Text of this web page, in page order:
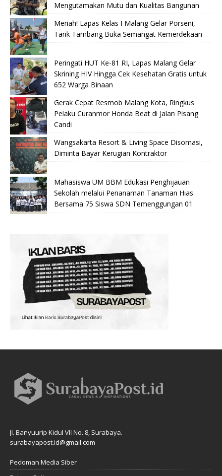
Mengutamakan Mutu dan Kualitas Bangunan
Meriah! Lapas Kelas I Malang Gelar Porseni,
Tarik Tambang Buka Semangat Kemerdekaan
Peringati HUT Ke-81 RI, Lapas Malang Gelar
Skrining HIV Hingga Cek Kesehatan Gratis untuk
652 Warga Binaan
Gerak Cepat Resmob Malang Kota, Ringkus
Pelaku Curanmor Honda Beat di Jalan Pisang
Candi
Wangsakarta Resort & Living Space Disomasi,
Diminta Bayar Kerugian Kontraktor
Mahasiswa UM BBM Edukasi Penghijauan
Sekolah melalui Penanaman Tanaman Hias
Bersama 75 Siswa SDN Temenggungan 01
Jl. Banyuurip Kidul VII No. 8, Surabaya.
surabayapost.id@gmail.com
Pedoman Media Siber